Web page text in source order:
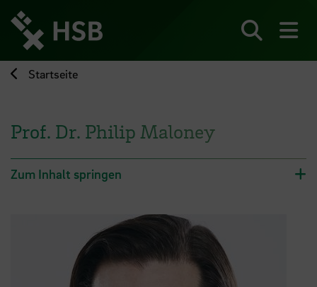
zum
Seiteninhalt
springen
Startseite
Prof. Dr. Philip Maloney
Zum Inhalt springen